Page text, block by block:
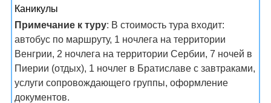
Каникулы
Примечание к туру: В стоимость тура входит:
автобус по маршруту, 1 ночлега на территории
Венгрии, 2 ночлега на территории Сербии, 7 ночей в
Пиерии (отдых), 1 ночлег в Братиславе с завтраками,
услуги сопровождающего группы, оформление
документов.